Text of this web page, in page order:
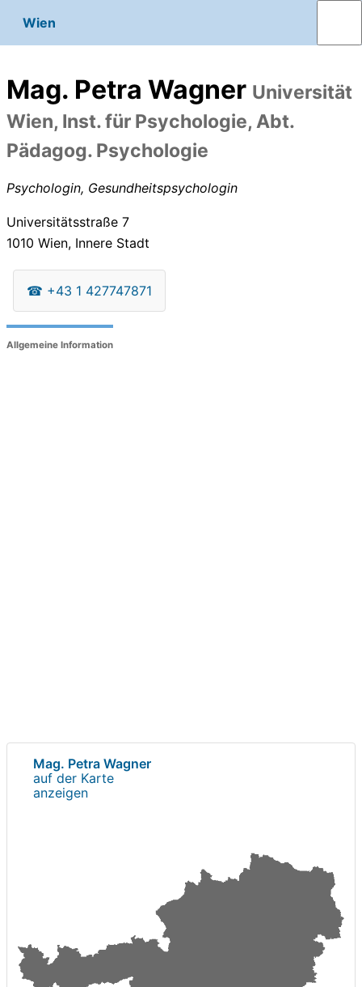
Wien
Mag. Petra Wagner Universität
Wien, Inst. für Psychologie, Abt.
Pädagog. Psychologie
Psychologin, Gesundheitspsychologin
Universitätsstraße 7
1010 Wien, Innere Stadt
☎ +43 1 427747871
Allgemeine Information
Mag. Petra Wagner
auf der Karte
anzeigen